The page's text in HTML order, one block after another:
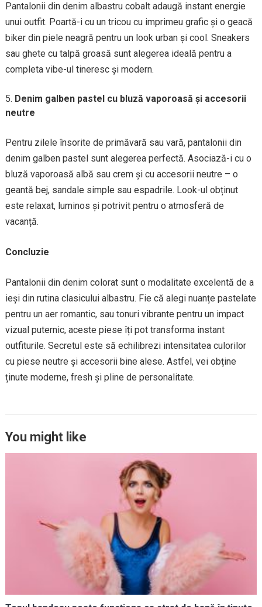
Pantalonii din denim albastru cobalt adaugă instant energie
unui outfit. Poartă-i cu un tricou cu imprimeu grafic și o geacă
biker din piele neagră pentru un look urban și cool. Sneakers
sau ghete cu talpă groasă sunt alegerea ideală pentru a
completa vibe-ul tineresc și modern.
Denim galben pastel cu bluză vaporoasă și accesorii
neutre
Pentru zilele însorite de primăvară sau vară, pantalonii din
denim galben pastel sunt alegerea perfectă. Asociază-i cu o
bluză vaporoasă albă sau crem și cu accesorii neutre – o
geantă bej, sandale simple sau espadrile. Look-ul obținut
este relaxat, luminos și potrivit pentru o atmosferă de
vacanță.
Concluzie
Pantalonii din denim colorat sunt o modalitate excelentă de a
ieși din rutina clasicului albastru. Fie că alegi nuanțe pastelate
pentru un aer romantic, sau tonuri vibrante pentru un impact
vizual puternic, aceste piese îți pot transforma instant
outfiturile. Secretul este să echilibrezi intensitatea culorilor
cu piese neutre și accesorii bine alese. Astfel, vei obține
ținute moderne, fresh și pline de personalitate.
You might like